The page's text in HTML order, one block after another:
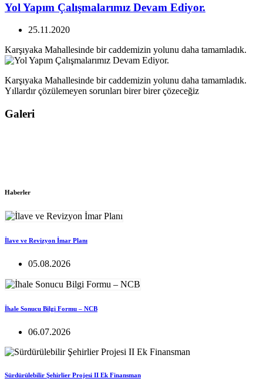
Yol Yapım Çalışmalarımız Devam Ediyor.
25.11.2020
Karşıyaka Mahallesinde bir caddemizin yolunu daha tamamladık.
Karşıyaka Mahallesinde bir caddemizin yolunu daha tamamladık.
Yıllardır çözülemeyen sorunları birer birer çözeceğiz
Galeri
Haberler
İlave ve Revizyon İmar Planı
05.08.2026
İhale Sonucu Bilgi Formu – NCB
06.07.2026
Sürdürülebilir Şehirlier Projesi II Ek Finansman